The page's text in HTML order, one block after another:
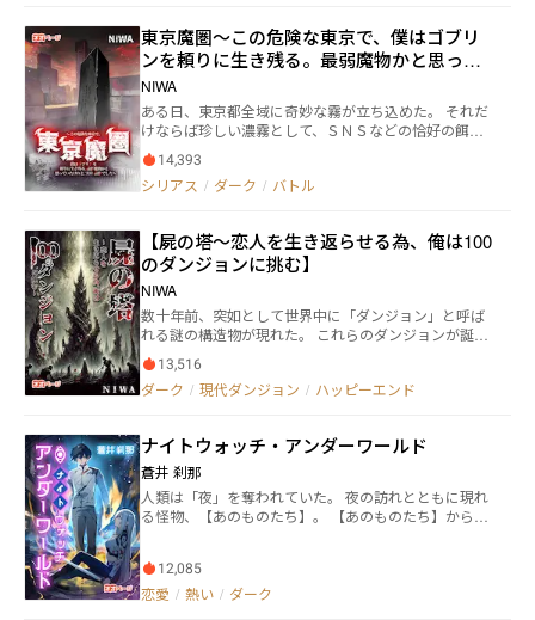
東京魔圏～この危険な東京で、僕はゴブリ
ンを頼りに生き残る。最弱魔物かと思って
いたけれど、実は最強でした
NIWA
ある日、東京都全域に奇妙な霧が立ち込めた。 それだ
けならば珍しい濃霧として、ＳＮＳなどの恰好の餌に
なっただろう。 しかし事はそれだけでは終わらなかっ
た。 霧の中から現れる多数の "何か"。 それは創作中の
存在として認知されている筈の、人を殺し、喰らう恐
んな中でも賢明に抗おうとする者たちがいた。 ※ 更新
頻度は週３回、月水金！
14,393
シリアス / ダーク / バトル
【屍の塔～恋人を生き返らせる為、俺は100
のダンジョンに挑む】
NIWA
数十年前、突如として世界中に「ダンジョン」と呼ば
れる謎の構造物が現れた。 これらのダンジョンが誕生
した理由や仕組みについては依然として解明されてい
ないが、その内部には希少な資源が眠っており、人類
はそれらの恩恵を享受してきた。 特にダンジョンの探
ョンの存在が当たり前となった時代に生きる青年「片
倉 真祐（カタクラ マサヒロ）」が、ダンジョンに挑み
そして望みを叶える物語。 しかし望みは天高く、そこ
に至るまでの道は険しい。 道を往く度に積み重なって
いく骸は、果たしてどこまで高くなるのだろうか。 ※
ですが、本作はハッピーエンドです
13,516
ダーク / 現代ダンジョン / ハッピーエンド
ナイトウォッチ・アンダーワールド
蒼井 刹那
人類は「夜」を奪われていた。 夜の訪れとともに現れ
る怪物、【あのものたち】。 【あのものたち】から市
いられ、少年は夜の街へと足を踏み出す。 そこで出会
う【ナイトウォッチ】を名乗る一人の少女。 狂気の一
12,085
恋愛 / 熱い / ダーク